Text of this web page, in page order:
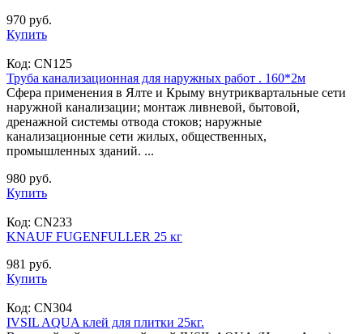
970 руб.
Купить
Код: CN125
Труба канализационная для наружных работ . 160*2м
Сфера применения в Ялте и Крыму внутриквартальные сети
наружной канализации; монтаж ливневой, бытовой,
дренажной системы отвода стоков; наружные
канализационные сети жилых, общественных,
промышленных зданий. ...
980 руб.
Купить
Код: CN233
KNAUF FUGENFULLER 25 кг
981 руб.
Купить
Код: CN304
IVSIL AQUA клей для плитки 25кг.